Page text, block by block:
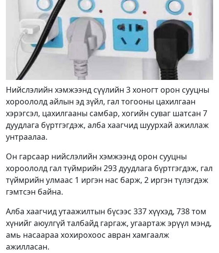
Нийслэлийн хэмжээнд сүүлийн 3 хоногт орон сууцны
хороололд айлын эд зүйл, гал тогооны цахилгаан
хэрэгсэл, цахилгааны самбар, хогийн суваг шатсан 7
дуудлага бүртгэгдэж, алба хаагчид шуурхай ажиллаж
унтраалаа.
Он гарсаар нийслэлийн хэмжээнд орон сууцны
хороололд гал түймрийн 293 дуудлага бүртгэгдэж, гал
түймрийн улмаас 1 иргэн нас барж, 2 иргэн түлэгдэж
гэмтсэн байна.
Алба хаагчид утаажилтын бүсээс 337 хүүхэд, 738 том
хүнийг аюулгүй талбайд гаргаж, угаартаж эрүүл мэнд,
амь насаараа хохирохоос авран хамгаалж
ажилласан.